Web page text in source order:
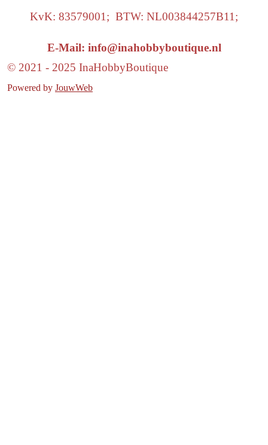
KvK: 83579001; BTW: NL003844257B11;
E-Mail: info@inahobbyboutique.nl
© 2021 - 2025 InaHobbyBoutique
Powered by JouwWeb